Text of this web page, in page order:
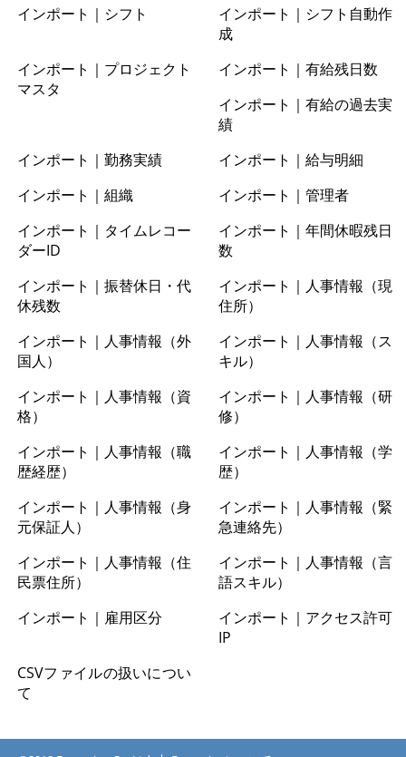
インポート｜シフト
インポート｜シフト自動作
成
インポート｜プロジェクト
マスタ
インポート｜有給残日数
インポート｜有給の過去実
績
インポート｜勤務実績
インポート｜給与明細
インポート｜組織
インポート｜管理者
インポート｜タイムレコー
ダーID
インポート｜年間休暇残日
数
インポート｜振替休日・代
休残数
インポート｜人事情報（現
住所）
インポート｜人事情報（外
国人）
インポート｜人事情報（ス
キル）
インポート｜人事情報（資
格）
インポート｜人事情報（研
修）
インポート｜人事情報（職
歴経歴）
インポート｜人事情報（学
歴）
インポート｜人事情報（身
元保証人）
インポート｜人事情報（緊
急連絡先）
インポート｜人事情報（住
民票住所）
インポート｜人事情報（言
語スキル）
インポート｜雇用区分
インポート｜アクセス許可
IP
CSVファイルの扱いについ
て